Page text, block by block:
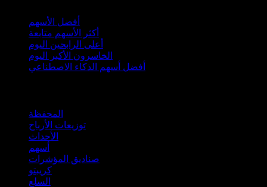
أفضل الأسهم
أكثر الأسهم متابعة
أعلى الرابحين اليوم
الخاسرون الأكبر اليوم
أفضل أسهم الذكاء الاصطناعي
المحفظة
توزيعات الأرباح
الأحداث
أسهم
صناديق المؤشرات
كريبتو
السلع